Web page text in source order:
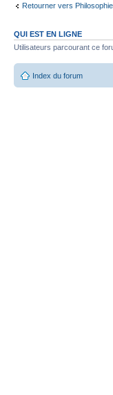
Retourner vers
QUI EST EN LIGNE
Utilisateurs parcourant ce
Index du forum